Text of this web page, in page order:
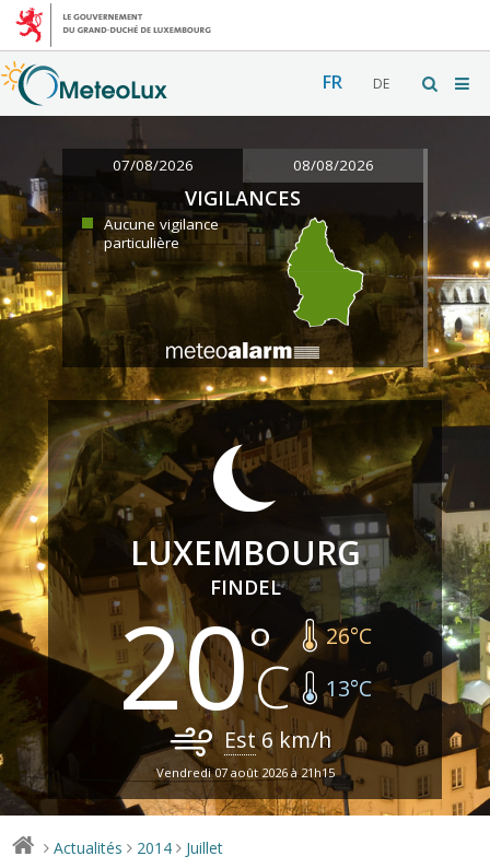
FR DE
07/08/2026 08/08/2026
VIGILANCES
Aucune vigilance
particulière
LUXEMBOURG
FINDEL
20 26°C
13°C
Est6 km/h
Vendredi 07 août 2026 à 21h15
> Actualités > 2014 > Juillet